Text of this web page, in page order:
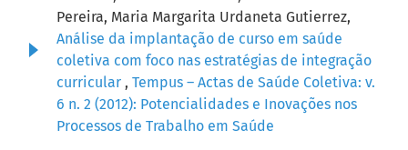
Pereira, Maria Margarita Urdaneta Gutierrez,
Análise da implantação de curso em saúde
coletiva com foco nas estratégias de integração
curricular , Tempus – Actas de Saúde Coletiva: v.
6 n. 2 (2012): Potencialidades e Inovações nos
Processos de Trabalho em Saúde